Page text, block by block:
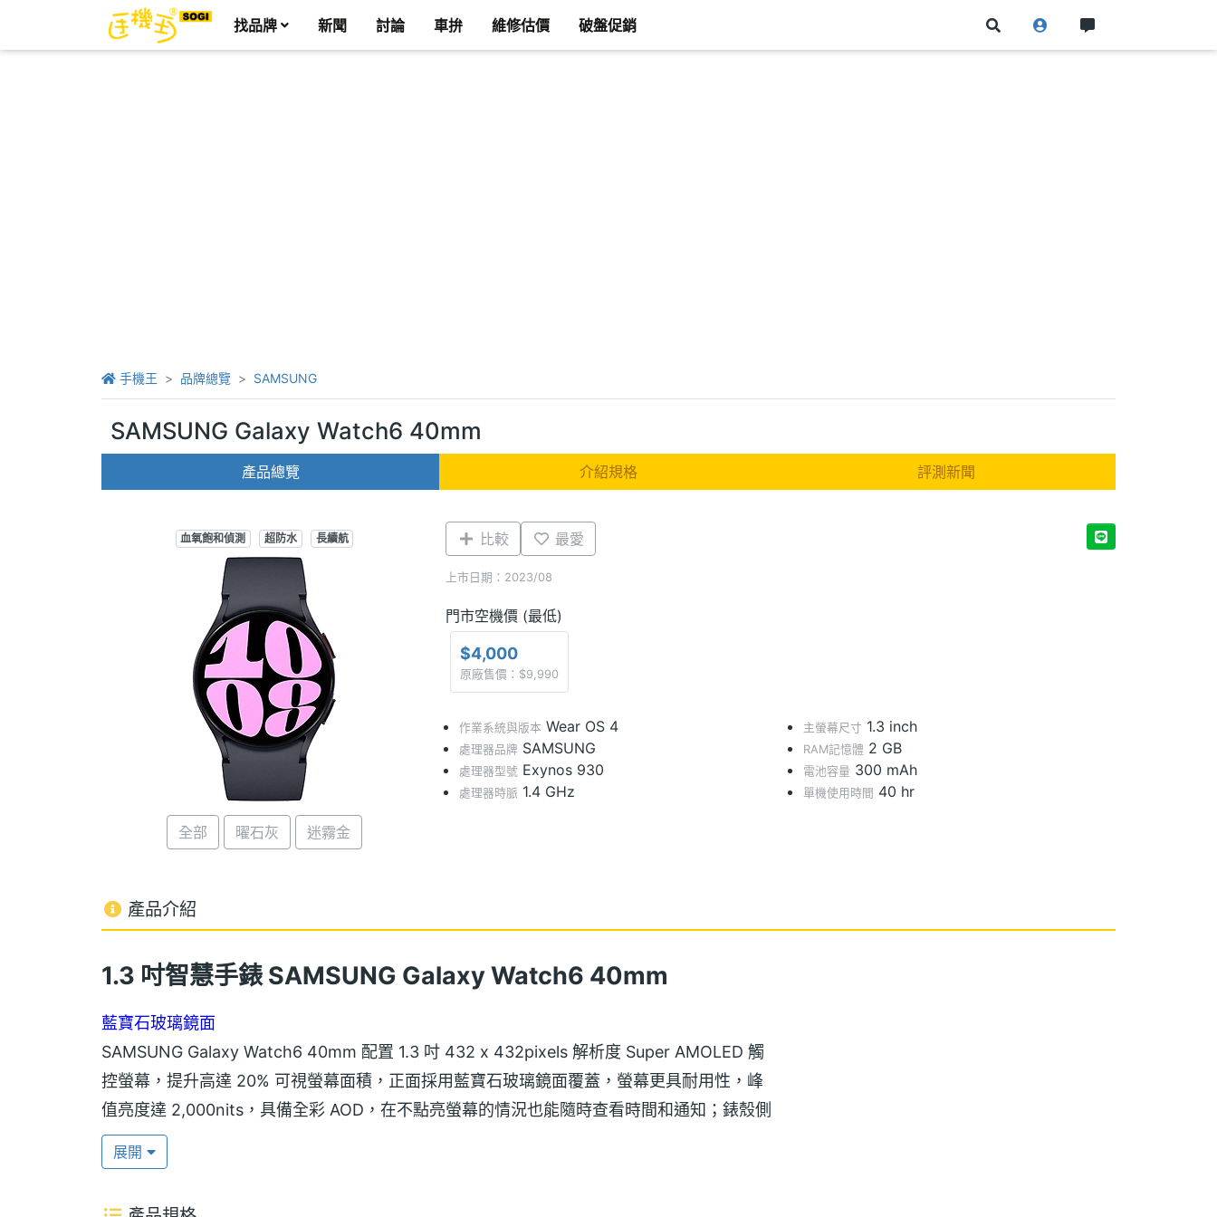
找品牌 新聞 討論 車拚 維修估價 破盤促銷
手機王 品牌總覽 SAMSUNG
SAMSUNG Galaxy Watch6 40mm
產品總覽 介紹規格 評測新聞
血氧飽和偵測 超防水 長續航
全部 曜石灰 迷霧金
比較 最愛
上市日期：2023/08
門市空機價 (最低)
$4,000
原廠售價：$9,990
作業系統與版本 Wear OS 4
處理器品牌 SAMSUNG
處理器型號 Exynos 930
處理器時脈 1.4 GHz
主螢幕尺寸 1.3 inch
RAM記憶體 2 GB
電池容量 300 mAh
單機使用時間 40 hr
產品介紹
1.3 吋智慧手錶 SAMSUNG Galaxy Watch6 40mm
藍寶石玻璃鏡面
SAMSUNG Galaxy Watch6 40mm 配置 1.3 吋 432 x 432pixels 解析度 Super AMOLED 觸
控螢幕，提升高達 20% 可視螢幕面積，正面採用藍寶石玻璃鏡面覆蓋，螢幕更具耐用性，峰
值亮度達 2,000nits，具備全彩 AOD，在不點亮螢幕的情況也能隨時查看時間和通知；錶殼側
面具備實體按鍵，透過手勢控制，能夠快速切換程式及功能，並可以設定個人捷徑。
展開